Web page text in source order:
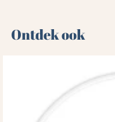
Ontdek ook 🌻